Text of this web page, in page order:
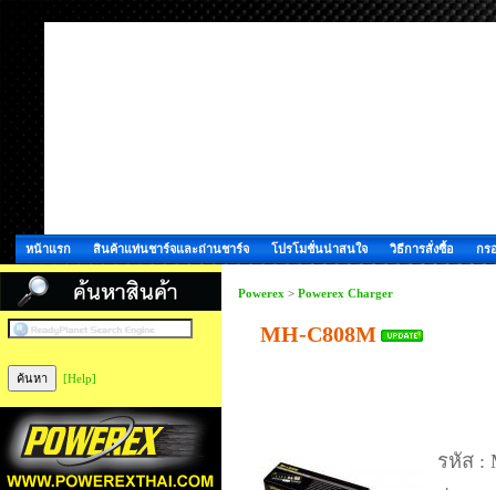
หน้าแรก สินค้าแท่นชาร์จและถ่านชาร์จ โปรโมชั่นน่าสนใจ วิธีการสั่งซื้อ กร
[Help]
Powerex > Powerex Charger
MH-C808M
รหัส :